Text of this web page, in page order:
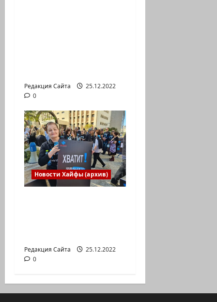
Редакция Сайта
25.12.2022
0
Новости Хайфы (архив)
Редакция Сайта
25.12.2022
0